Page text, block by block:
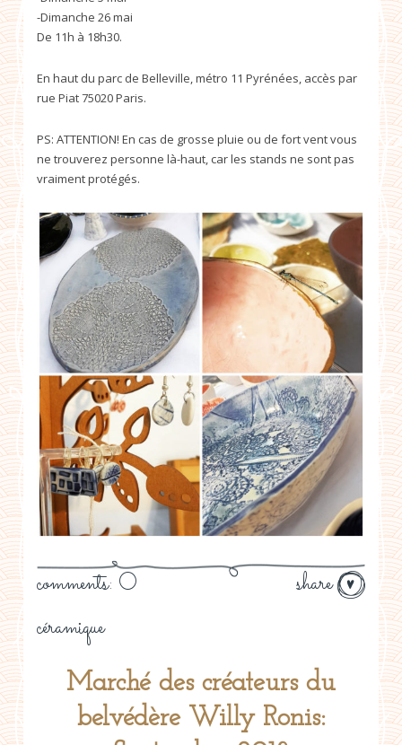
-Dimanche 26 mai
De 11h à 18h30.
En haut du parc de Belleville, métro 11 Pyrénées, accès par
rue Piat 75020 Paris.
PS: ATTENTION! En cas de grosse pluie ou de fort vent vous
ne trouverez personne là-haut, car les stands ne sont pas
vraiment protégés.
share
comments: 0
céramique
Marché des créateurs du
belvédère Willy Ronis: